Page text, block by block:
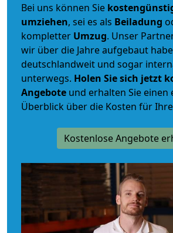
Bei uns können Sie
umziehen, sei es als Beiladung
kompletter Umzug. Unser
wir über die Jahre aufgebaut
deutschlandweit und sogar
unterwegs. Holen Sie sich jetzt
Angebote und erhalten Sie einen
Überblick über die Kosten für
Kostenlose Angebote